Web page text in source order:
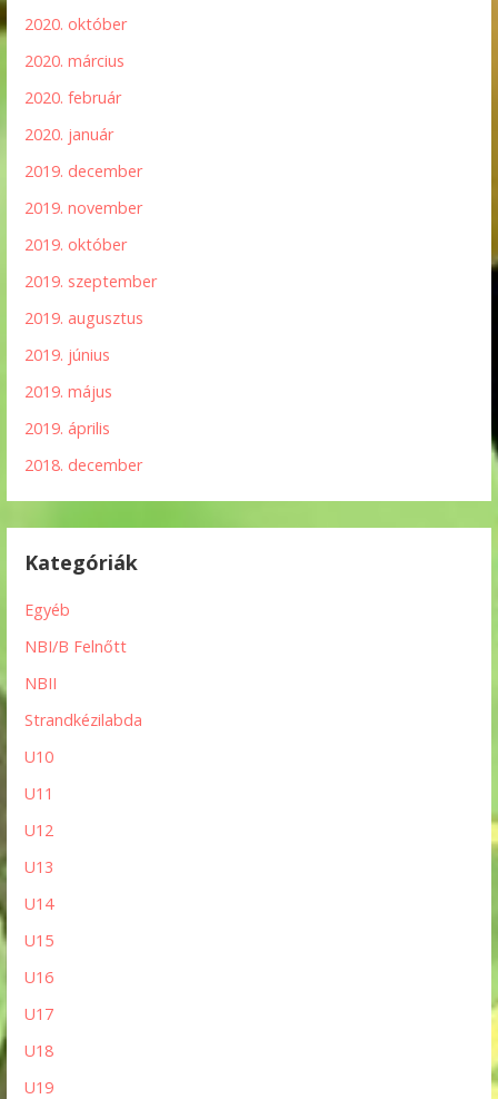
2020. október
2020. március
2020. február
2020. január
2019. december
2019. november
2019. október
2019. szeptember
2019. augusztus
2019. június
2019. május
2019. április
2018. december
Kategóriák
Egyéb
NBI/B Felnőtt
NBII
Strandkézilabda
U10
U11
U12
U13
U14
U15
U16
U17
U18
U19